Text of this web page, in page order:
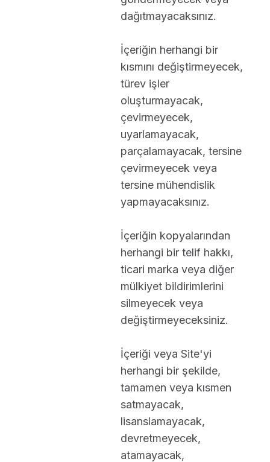
dağıtmayacaksınız.
İçeriğin herhangi bir
kısmını değiştirmeyecek,
türev işler
oluşturmayacak,
çevirmeyecek,
uyarlamayacak,
parçalamayacak, tersine
çevirmeyecek veya
tersine mühendislik
yapmayacaksınız.
İçeriğin kopyalarından
herhangi bir telif hakkı,
ticari marka veya diğer
mülkiyet bildirimlerini
silmeyecek veya
değiştirmeyeceksiniz.
İçeriği veya Site'yi
herhangi bir şekilde,
tamamen veya kısmen
satmayacak,
lisanslamayacak,
devretmeyecek,
atamayacak,